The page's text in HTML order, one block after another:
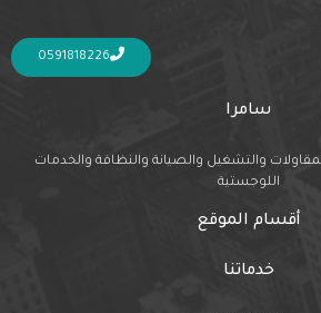
0591818226
It seems we can’t find what you’re looking
سامرا
والتشغيل والصيانة والنظافة والخدمات
اللوجستية
أقسام الموقع
خدماتنا